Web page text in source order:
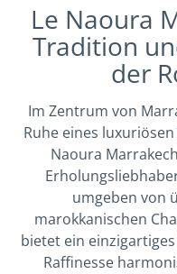
Le Naoura
Tradition
der
Im Zentrum von
Ruhe eines
Naoura
umgeben von
marokkanischen
bietet ein
Raffinesse